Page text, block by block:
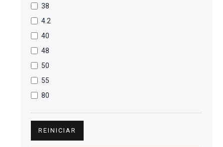
38
4.2
40
48
50
55
80
REINICIAR